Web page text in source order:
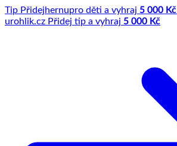
Tip Přidejhernupro děti a vyhraj 5 000 Kč
urohlik.cz Přidej tip a vyhraj 5 000 Kč